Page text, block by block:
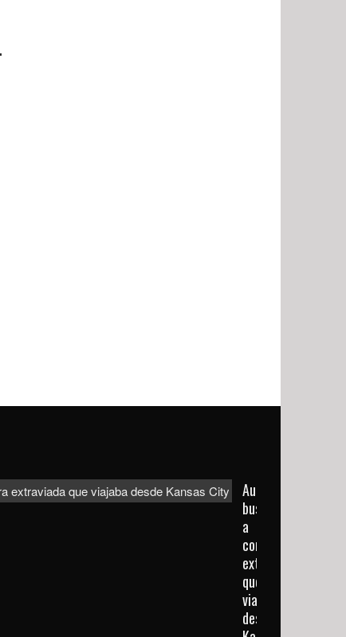
Autoridades
buscan
a
conductora
extraviada
que
viajaba
desde